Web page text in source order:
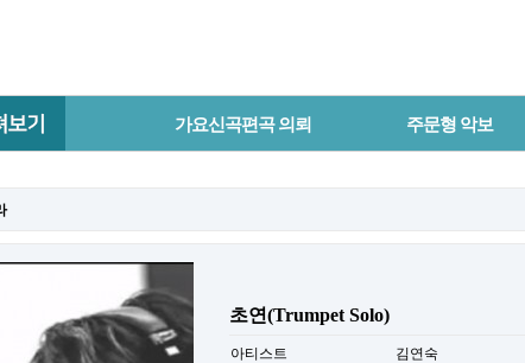
가요신곡편곡 의뢰 주문형 악보
초연(Trumpet Solo)
아티스트 김연숙